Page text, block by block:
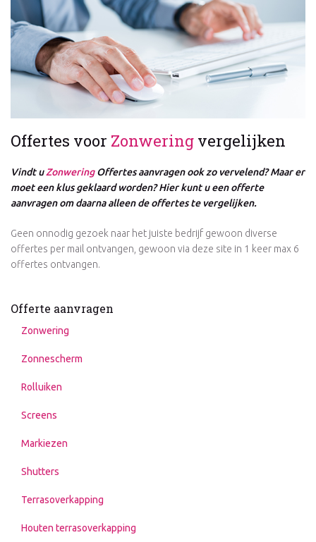
Offertes voor Zonwering vergelijken
Vindt uZonweringOffertes aanvragen ook zo vervelend? Maar er
moet een klus geklaard worden? Hier kunt u een offerte
aanvragen om daarna alleen de offertes te vergelijken.
Geen onnodig gezoek naar het juiste bedrijf gewoon diverse
offertes per mail ontvangen, gewoon via deze site in 1 keer max 6
offertes ontvangen.
Offerte aanvragen
Zonwering
Zonnescherm
Rolluiken
Screens
Markiezen
Shutters
Terrasoverkapping
Houten terrasoverkapping